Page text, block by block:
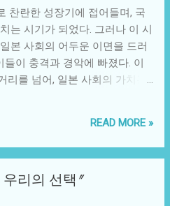
과정에서 비정상적인 방법을
하기 때문이다. 사례를 살펴
때 처음 느끼는 것은 생소함입
자연스럽게 익숙한 맛일 수
게는 강한 향과 맛이 부담스러
서 매운 고추장이나, 찌개에 들
적일 수 있습니다. 이런 경험은
진 다양한 매력을 발견하면서
되면서, 외국인들이 이를 접하
는 비빔밥이나 김치타코 같은
찬란한 성장기에 접어들며, 국
는 시기가 되었다. 그러나 이 시
본 사회의 어두운 이면을 드러
이 충격과 경악에 빠졌다. 이
를 넘어, 일본 사회의 가치관
황을 살펴보자. 이 시기의 일본
는 후속 시기의 초석이 될 만큼
. 그러나 이러한 경제 성장의 이
소비 문화가 팽배해지면서, 전
READ MORE »
리의 선택"